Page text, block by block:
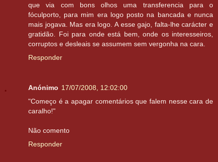
que via com bons olhos uma transferencia para o
fóculporto, para mim era logo posto na bancada e nunca
mais jogava. Mas era logo. A esse gajo, falta-lhe carácter e
gratidão. Foi para onde está bem, onde os interesseiros,
corruptos e desleais se assumem sem vergonha na cara.
Responder
Anónimo 17/07/2008, 12:02:00
"Começo é a apagar comentários que falem nesse cara de
caralho!"
Não comento
Responder